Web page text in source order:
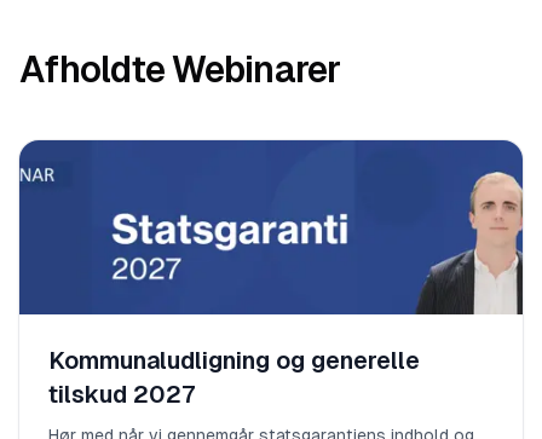
Afholdte Webinarer
Kommunaludligning og generelle
tilskud 2027